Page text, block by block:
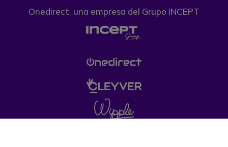
Onedirect, una empresa del Grupo INCEPT